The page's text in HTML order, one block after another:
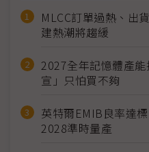
MLCC訂單過熱、出
建熱潮將趨緩
2027全年記憶體產
宣」只怕買不夠
英特爾EMIB良率達
2028準時量產